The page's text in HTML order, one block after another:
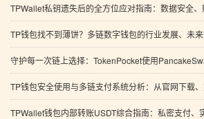
TPWallet私钥遗失后的全方位应对指南：数据安全、账户
TP钱包找不到薄饼？多链数字钱包的行业发展、未来智能化趋
守护每一次链上选择：TokenPocket使用PancakeSwap的安全
TP钱包安全使用与多链支付系统分析：从官网下载、交
TPWallet钱包内部转账USDT综合指南：私密支付、